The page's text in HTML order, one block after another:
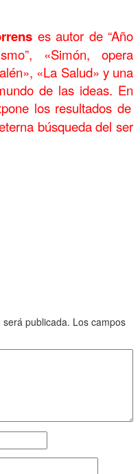
es autor de “Año
«Simón, opera
«La Salud» y una
de las ideas. En
los resultados de
búsqueda del ser
publicada. Los campos